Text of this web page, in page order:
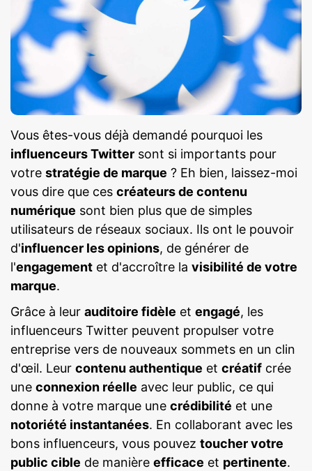
Vous êtes-vous déjà demandé pourquoi les
influenceurs Twitter sont si importants pour
votre stratégie de marque ? Eh bien, laissez-moi
vous dire que ces créateurs de contenu
numérique sont bien plus que de simples
utilisateurs de réseaux sociaux. Ils ont le pouvoir
d'influencer les opinions, de générer de
l'engagement et d'accroître la visibilité de votre
marque.
Grâce à leur auditoire fidèle et engagé, les
influenceurs Twitter peuvent propulser votre
entreprise vers de nouveaux sommets en un clin
d'œil. Leur contenu authentique et créatif crée
une connexion réelle avec leur public, ce qui
donne à votre marque une crédibilité et une
notoriété instantanées. En collaborant avec les
bons influenceurs, vous pouvez toucher votre
public cible de manière efficace et pertinente.